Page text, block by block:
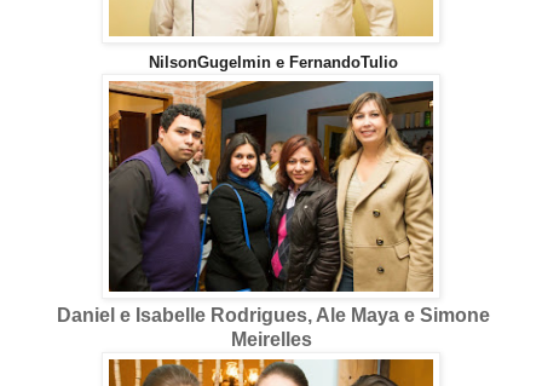
NilsonGugelmin e FernandoTulio
Daniel e Isabelle Rodrigues, Ale Maya e Simone
Meirelles